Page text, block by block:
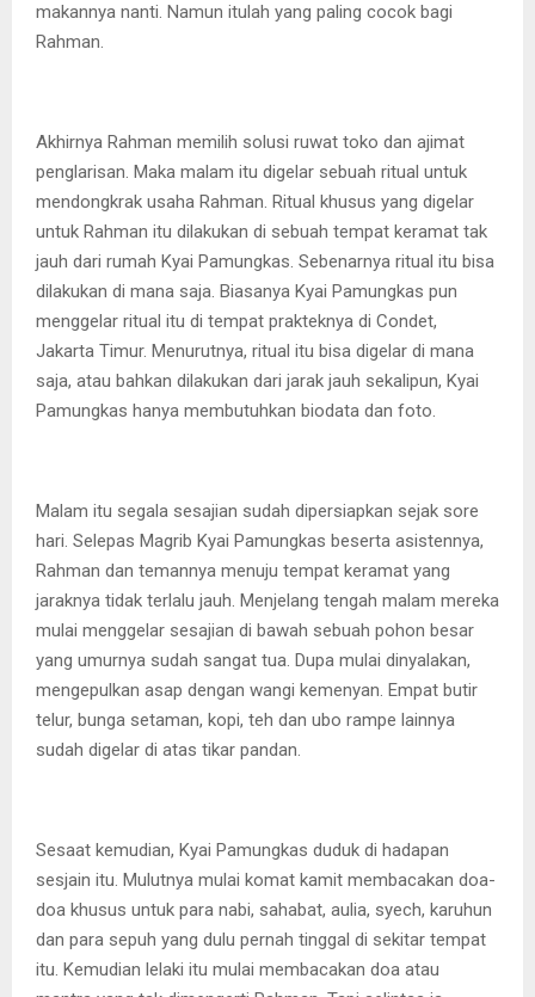
makannya nanti. Namun itulah yang paling cocok bagi
Rahman.
Akhirnya Rahman memilih solusi ruwat toko dan ajimat
penglarisan. Maka malam itu digelar sebuah ritual untuk
mendongkrak usaha Rahman. Ritual khusus yang digelar
untuk Rahman itu dilakukan di sebuah tempat keramat tak
jauh dari rumah Kyai Pamungkas. Sebenarnya ritual itu bisa
dilakukan di mana saja. Biasanya Kyai Pamungkas pun
menggelar ritual itu di tempat prakteknya di Condet,
Jakarta Timur. Menurutnya, ritual itu bisa digelar di mana
saja, atau bahkan dilakukan dari jarak jauh sekalipun, Kyai
Pamungkas hanya membutuhkan biodata dan foto.
Malam itu segala sesajian sudah dipersiapkan sejak sore
hari. Selepas Magrib Kyai Pamungkas beserta asistennya,
Rahman dan temannya menuju tempat keramat yang
jaraknya tidak terlalu jauh. Menjelang tengah malam mereka
mulai menggelar sesajian di bawah sebuah pohon besar
yang umurnya sudah sangat tua. Dupa mulai dinyalakan,
mengepulkan asap dengan wangi kemenyan. Empat butir
telur, bunga setaman, kopi, teh dan ubo rampe lainnya
sudah digelar di atas tikar pandan.
Sesaat kemudian, Kyai Pamungkas duduk di hadapan
sesjain itu. Mulutnya mulai komat kamit membacakan doa-
doa khusus untuk para nabi, sahabat, aulia, syech, karuhun
dan para sepuh yang dulu pernah tinggal di sekitar tempat
itu. Kemudian lelaki itu mulai membacakan doa atau